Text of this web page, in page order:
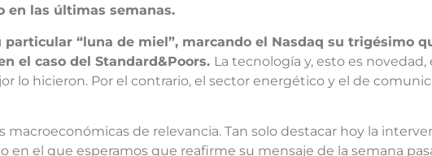
en las últimas semanas.
“luna de miel”, marcando el Nasdaq su trigésimo
el caso del Standard&Poors. La tecnología y, esto es novedad,
lo hicieron. Por el contrario, el sector energético y el de
de relevancia. Tan solo destacar hoy la
el que esperamos que reafirme su mensaje de la semana